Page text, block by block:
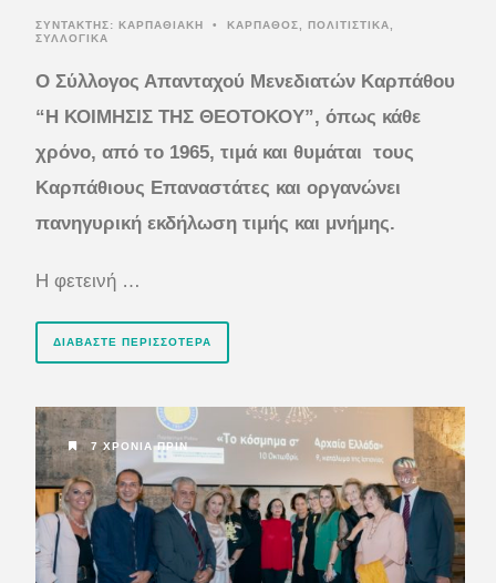
ΣΥΝΤΆΚΤΗΣ: ΚΑΡΠΑΘΙΑΚΗ • ΚΑΡΠΑΘΟΣ ΠΟΛΙΤΙΣΤΙΚΑ
ΣΥΛΛΟΓΙΚΑ
Ο Σύλλογος Απανταχού Μενεδιατών Καρπάθου
“Η ΚΟΙΜΗΣΙΣ ΤΗΣ ΘΕΟΤΟΚΟΥ”, όπως κάθε
χρόνο, από το 1965, τιμά και θυμάται τους
Καρπάθιους Επαναστάτες και οργανώνει
πανηγυρική εκδήλωση τιμής και μνήμης.
Η φετεινή …
ΔΙΑΒΆΣΤΕ ΠΕΡΙΣΣΌΤΕΡΑ
7 ΧΡΌΝΙΑ ΠΡΙΝ